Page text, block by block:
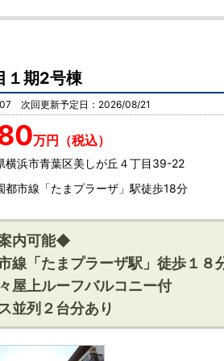
１期2号棟
次回更新予定日：2026/08/21
万円（税込）
横浜市青葉区美しが丘４丁目39-22
都市線「たまプラーザ」駅徒歩18分
内可能◆
線「たまプラーザ駅」徒歩１８
屋上ルーフバルコニー付
並列２台分あり